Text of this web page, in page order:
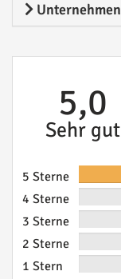
Unternehmen
5,0
Sehr gut
5 Sterne
4 Sterne
3 Sterne
2 Sterne
1 Stern